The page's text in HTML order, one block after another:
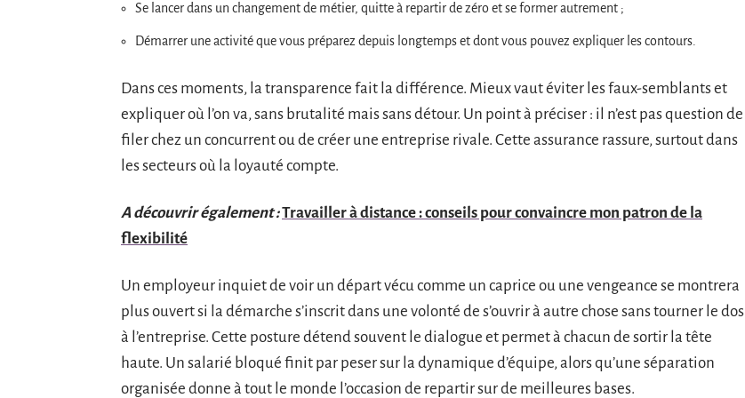
Se lancer dans un changement de métier, quitte à repartir de zéro et se former autrement ;
Démarrer une activité que vous préparez depuis longtemps et dont vous pouvez expliquer les contours.
Dans ces moments, la transparence fait la différence. Mieux vaut éviter les faux-semblants et
expliquer où l’on va, sans brutalité mais sans détour. Un point à préciser : il n’est pas question de
filer chez un concurrent ou de créer une entreprise rivale. Cette assurance rassure, surtout dans
les secteurs où la loyauté compte.
A découvrir également :Travailler à distance : conseils pour convaincre mon patron de la
flexibilité
Un employeur inquiet de voir un départ vécu comme un caprice ou une vengeance se montrera
plus ouvert si la démarche s’inscrit dans une volonté de s’ouvrir à autre chose sans tourner le dos
à l’entreprise. Cette posture détend souvent le dialogue et permet à chacun de sortir la tête
haute. Un salarié bloqué finit par peser sur la dynamique d’équipe, alors qu’une séparation
organisée donne à tout le monde l’occasion de repartir sur de meilleures bases.